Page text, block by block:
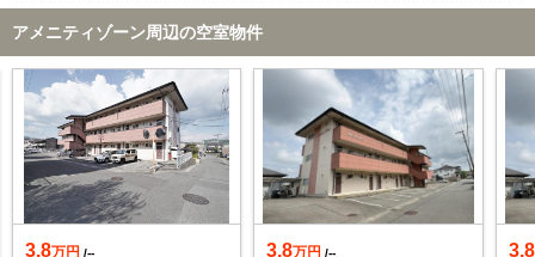
アメニティゾーン周辺の空室物件
3.8万円 /--
3.8万円 /--
3.8